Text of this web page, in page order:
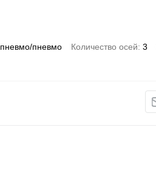
пневмо/пневмо Количество осей 3